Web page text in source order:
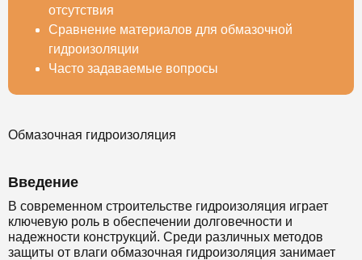
отсутствия
Сравнение материалов для обмазочной
гидроизоляции
Часто задаваемые вопросы
Обмазочная гидроизоляция
Введение
В современном строительстве гидроизоляция играет
ключевую роль в обеспечении долговечности и
надежности конструкций. Среди различных методов
защиты от влаги обмазочная гидроизоляция занимает